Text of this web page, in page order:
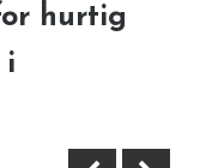
hurtig
i
i
ekstra